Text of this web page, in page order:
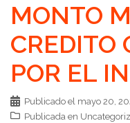
MONTO
CREDITO
POR EL
Publicado el mayo 20,
Publicada en